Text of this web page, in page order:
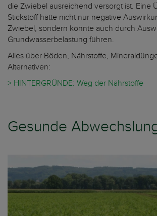
die Zwiebel ausreichend versorgt ist. Eine
Stickstoff hätte nicht nur negative
Zwiebel, sondern könnte auch durch
Grundwasserbelastung führen.
Alles über Böden, Nährstoffe,
Alternativen:
> HINTERGRÜNDE: Weg der Nährstoffe
Gesunde